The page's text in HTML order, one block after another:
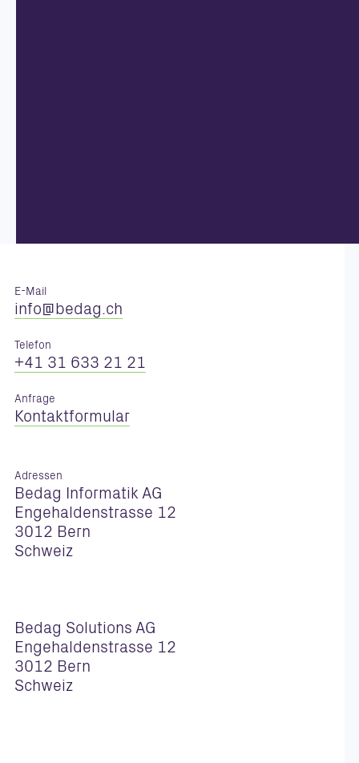
E-Mail
nf b d g ch
Telefon
+41 31 633 21 21
Anfrage
Kontaktformular
Adressen
Bedag Informatik AG
Engehaldenstrasse 12
3012 Bern
Schweiz
Bedag Solutions AG
Engehaldenstrasse 12
3012 Bern
Schweiz